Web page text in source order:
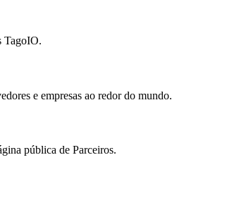
TagoIO.
e empresas ao redor do mundo.
pública de Parceiros.